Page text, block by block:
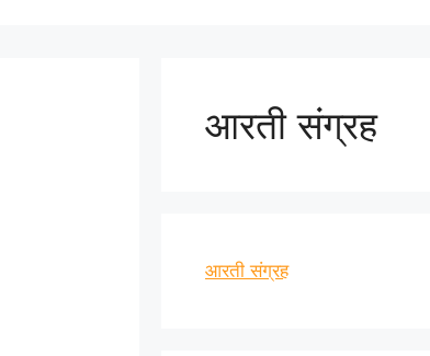
आरती संग्रह
आरती संग्रह